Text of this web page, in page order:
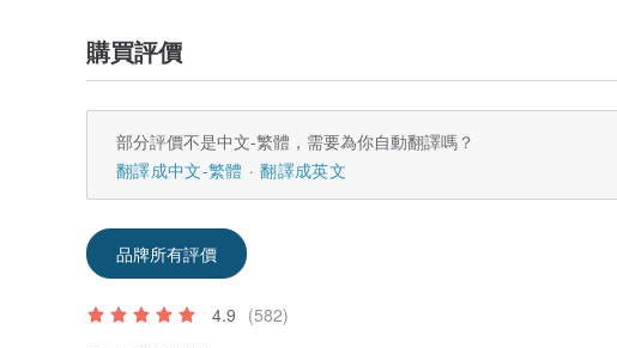
購買評價
部分評價不是中文-繁體，需要為你自動翻譯嗎？
翻譯成中文-繁體
翻譯成英文
品牌所有評價
4.9 (582)